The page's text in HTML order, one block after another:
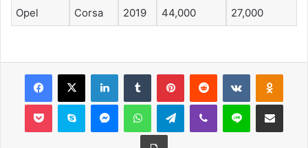
Opel Corsa 2019 44,000 27,000
Facebook
X LinkedInTumblr PinterestReddit VKontakte
Pocket Skype MessengerWhatsAppTelegramViber Line E-Posta ile
Yazdır